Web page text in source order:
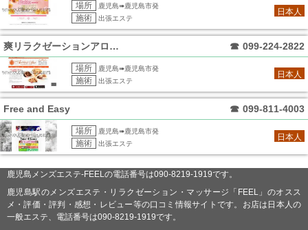
場所 鹿児島➠鹿児島市発
施術 出張エステ
日本人
爽リラクゼーションアロマSpa鹿児島店 ☎ 099-224-2822
場所 鹿児島➠鹿児島市発
施術 出張エステ
日本人
Free and Easy ☎ 099-811-4003
場所 鹿児島➠鹿児島市発
施術 出張エステ
日本人
鹿児島メンズエステ-FEELの電話番号は090-8219-1919です。
鹿児島駅のメンズエステ・リラクゼーション・マッサージ「FEEL」のオスス
メ・評価・評判・感想・レビュー等の口コミ情報サイトです。お店は日本人の
一般エステ、電話番号は090-8219-1919です。